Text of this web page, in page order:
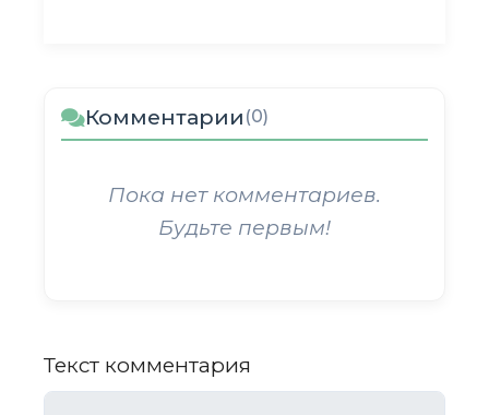
Комментарии (0)
Пока нет комментариев.
Будьте первым!
Текст комментария